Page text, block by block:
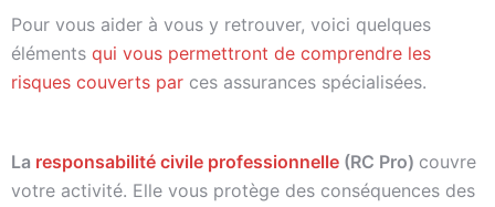
Pour vous aider à vous y retrouver, voici quelques
éléments qui vous permettront de comprendre les
risques couverts par ces assurances spécialisées.
La responsabilité civile professionnelle (RC Pro) couvre
votre activité. Elle vous protège des conséquences des